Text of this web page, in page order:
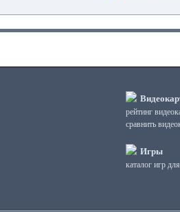
рейтинг
сравнить
Игры
каталог игр